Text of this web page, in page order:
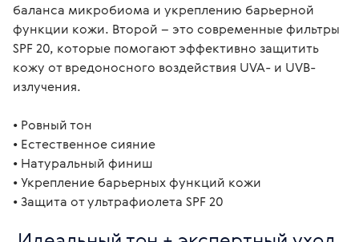
баланса микробиома и укреплению барьерной
функции кожи. Второй – это современные фильтры
SPF 20, которые помогают эффективно защитить
кожу от вредоносного воздействия UVA- и UVB-
излучения.
• Ровный тон
• Естественное сияние
• Натуральный финиш
• Укрепление барьерных функций кожи
• Защита от ультрафиолета SPF 20